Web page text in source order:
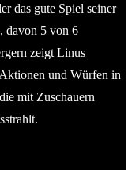
das gute Spiel seiner
davon 5 von 6
zeigt Linus
und Würfen in
mit Zuschauern